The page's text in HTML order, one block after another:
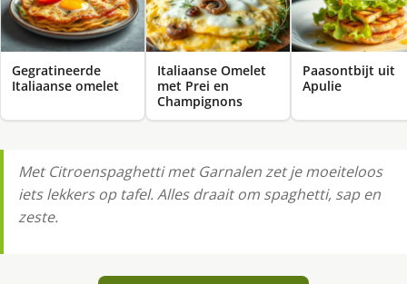
Gegratineerde
Italiaanse omelet
Italiaanse Omelet
met Prei en
Champignons
Paasontbijt uit
Apulie
Met Citroenspaghetti met Garnalen zet je moeiteloos
iets lekkers op tafel. Alles draait om spaghetti, sap en
zeste.